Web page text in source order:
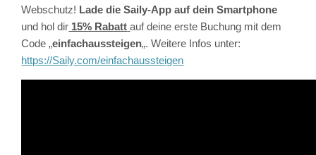
Webschutz! Lade die Saily-App auf dein Smartphone
und hol dir 15% Rabatt auf deine erste Buchung mit dem
Code „einfachaussteigen„. Weitere Infos unter:
https://Saily.com/einfachaussteigen